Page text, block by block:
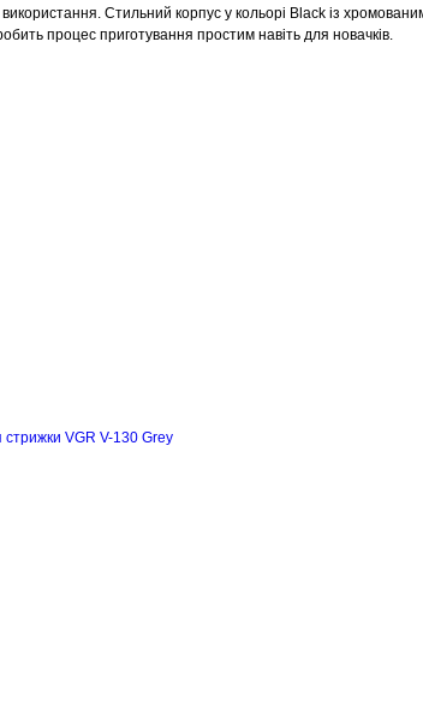
Стильний корпус у кольорі Black із
процес приготування простим навіть для новачків.
VGR V-130 Grey